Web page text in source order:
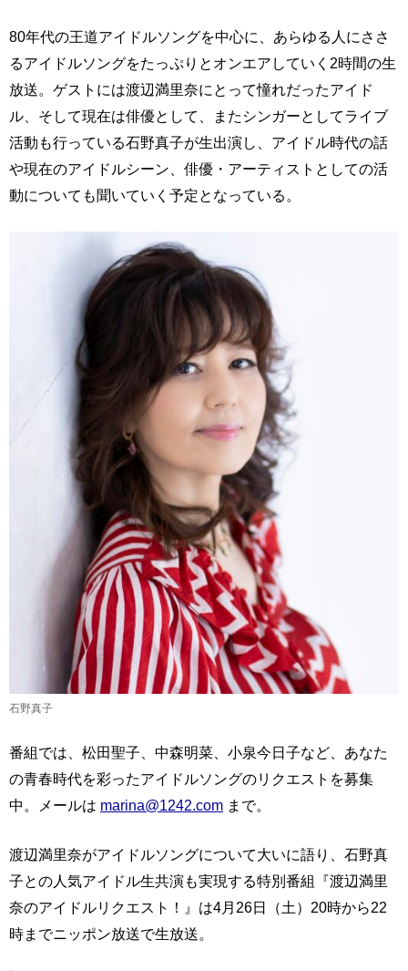
80年代の王道アイドルソングを中心に、あらゆる人にささ
るアイドルソングをたっぷりとオンエアしていく2時間の生
放送。ゲストには渡辺満里奈にとって憧れだったアイド
ル、そして現在は俳優として、またシンガーとしてライブ
活動も行っている石野真子が生出演し、アイドル時代の話
や現在のアイドルシーン、俳優・アーティストとしての活
動についても聞いていく予定となっている。
石野真子
番組では、松田聖子、中森明菜、小泉今日子など、あなた
の青春時代を彩ったアイドルソングのリクエストを募集
中。メールは marina@1242.com まで。
渡辺満里奈がアイドルソングについて大いに語り、石野真
子との人気アイドル生共演も実現する特別番組『渡辺満里
奈のアイドルリクエスト！』は4月26日（土）20時から22
時までニッポン放送で生放送。